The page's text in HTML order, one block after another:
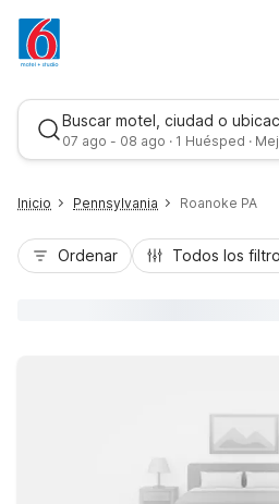
Buscar motel, ciudad o
07 ago - 08 ago · 1 Huésped ·
Inicio Pennsylvania Roanoke PA
Ordenar Todos los